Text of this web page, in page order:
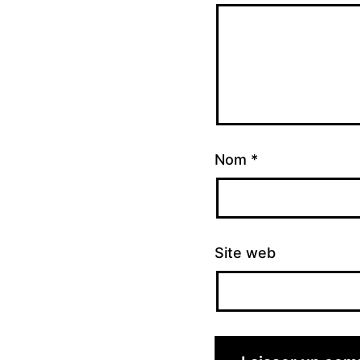
Nom *
Site web